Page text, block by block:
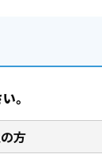
。
方